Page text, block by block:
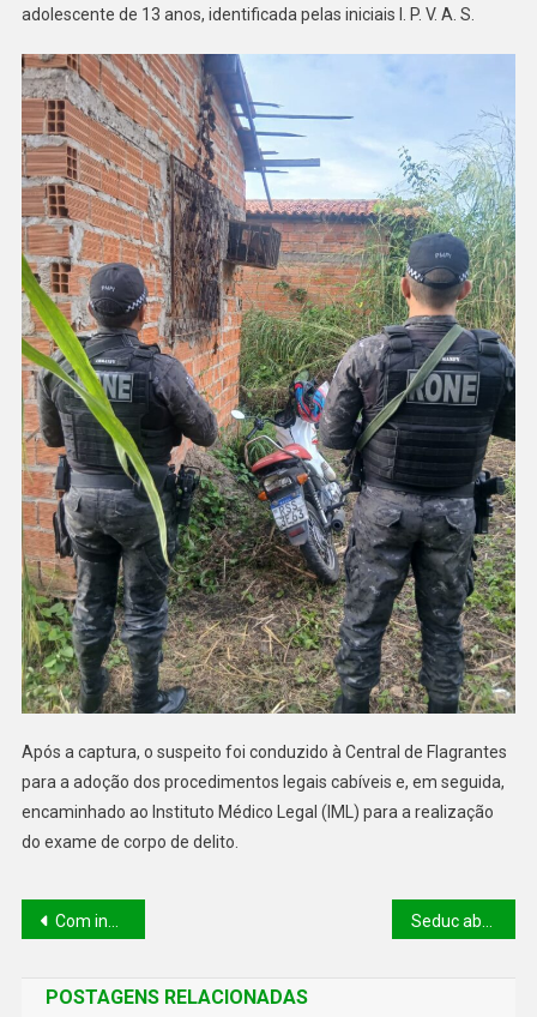
adolescente de 13 anos, identificada pelas iniciais I. P. V. A. S.
Após a captura, o suspeito foi conduzido à Central de Flagrantes
para a adoção dos procedimentos legais cabíveis e, em seguida,
encaminhado ao Instituto Médico Legal (IML) para a realização
do exame de corpo de delito.
Com investimento de R$ 150 milhões, Governo Federal reforça combate a incêndios no Cerrado e Pantanal
POSTAGENS RELACIONADAS